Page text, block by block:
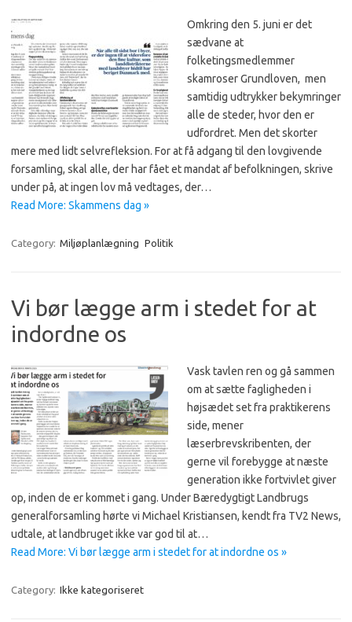
Omkring den 5. juni er det
sædvane at
folketingsmedlemmer
skamroser Grundloven, men
samtidig udtrykker bekymringer
alle de steder, hvor den er
udfordret. Men det skorter
mere med lidt selvrefleksion. For at få adgang til den lovgivende
forsamling, skal alle, der har fået et mandat af befolkningen, skrive
under på, at ingen lov må vedtages, der…
Read More: Skammens dag »
Category: Miljøplanlægning Politik
Vi bør lægge arm i stedet for at
indordne os
Vask tavlen ren og gå sammen
om at sætte fagligheden i
højsædet set fra praktikerens
side, mener
læserbrevskribenten, der
gerne vil forebygge at næste
generation ikke fortvivlet giver
op, inden de er kommet i gang. Under Bæredygtigt Landbrugs
generalforsamling hørte vi Michael Kristiansen, kendt fra TV2 News,
udtale, at landbruget ikke var god til at…
Read More: Vi bør lægge arm i stedet for at indordne os »
Category: Ikke kategoriseret